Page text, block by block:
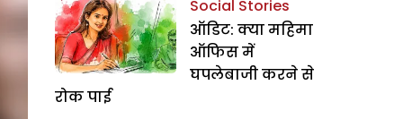
Social Stories
ऑडिट: क्या महिमा
ऑफिस में
घपलेबाजी करने से
रोक पाई